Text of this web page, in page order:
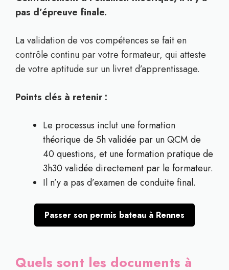
pas d’épreuve finale.
La validation de vos compétences se fait en
contrôle continu par votre formateur, qui atteste
de votre aptitude sur un livret d’apprentissage.
Points clés à retenir :
Le processus inclut une formation
théorique de 5h validée par un QCM de
40 questions, et une formation pratique de
3h30 validée directement par le formateur.
Il n’y a pas d’examen de conduite final.
Passer son permis bateau à Rennes
Quels sont les documents à